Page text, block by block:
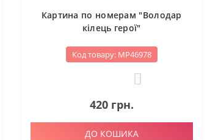
Картина по номерам "Володар
кілець герої"
Код товару: МР46978
420 грн.
ДО КОШИКА